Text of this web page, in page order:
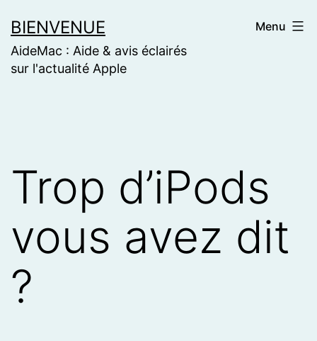
to
content
BIENVENUE
AideMac : Aide & avis éclairés
sur l'actualité Apple
Menu
Trop d’iPods
vous avez dit
?